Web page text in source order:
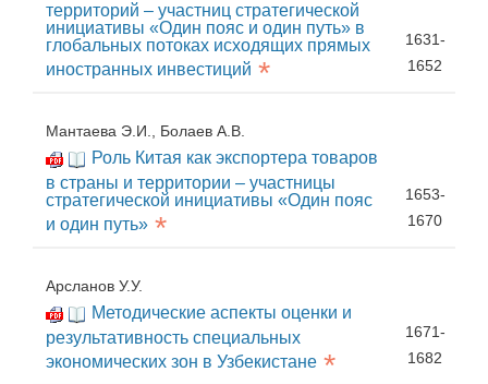
территорий – участниц стратегической
инициативы «Один пояс и один путь» в
глобальных потоках исходящих прямых
иностранных инвестиций *
1631-
1652
Мантаева Э.И., Болаев А.В.
Роль Китая как экспортера товаров
в страны и территории – участницы
стратегической инициативы «Один пояс
и один путь» *
1653-
1670
Арсланов У.У.
Методические аспекты оценки и
результативность специальных
экономических зон в Узбекистане *
1671-
1682